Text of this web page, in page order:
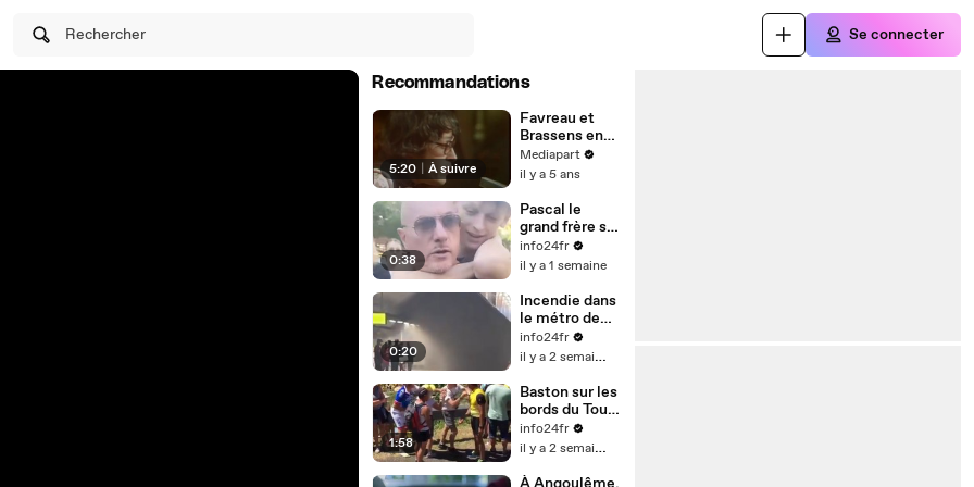
Rechercher Se connecter
Recommandations
5:20 À suivre
Favreau et
Brassens en
1975
Mediapart
il y a 5 ans
0:38
Pascal le
grand frère se
fait étrangler
et s'énerve
#fêtes de
Sainte-Anne à
Rethel
(Ardennes)
info24fr
il y a 1 semaine
0:20
Incendie dans
le métro de
Barcelone sur
la L1 Station
Clot
info24fr
il y a 2 semaines
1:58
Baston sur les
bords du Tour
de France
info24fr
il y a 2 semaines